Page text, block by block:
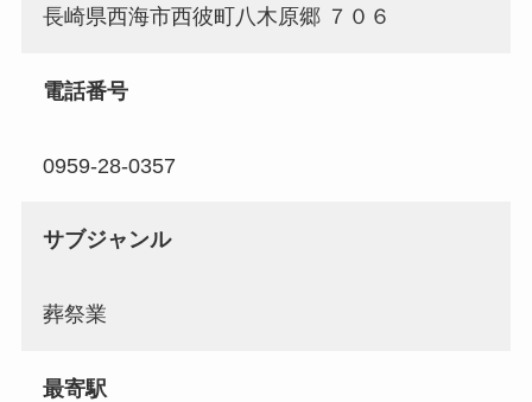
長崎県西海市西彼町八木原郷 ７０６
電話番号
0959-28-0357
サブジャンル
葬祭業
最寄駅